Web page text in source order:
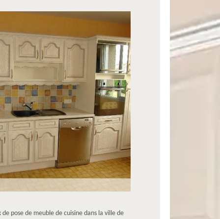
pose de meuble de cuisine dans la ville de